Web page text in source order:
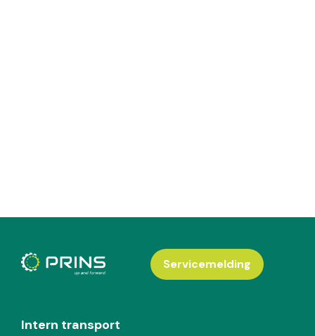
Intern transport
Servicemelding